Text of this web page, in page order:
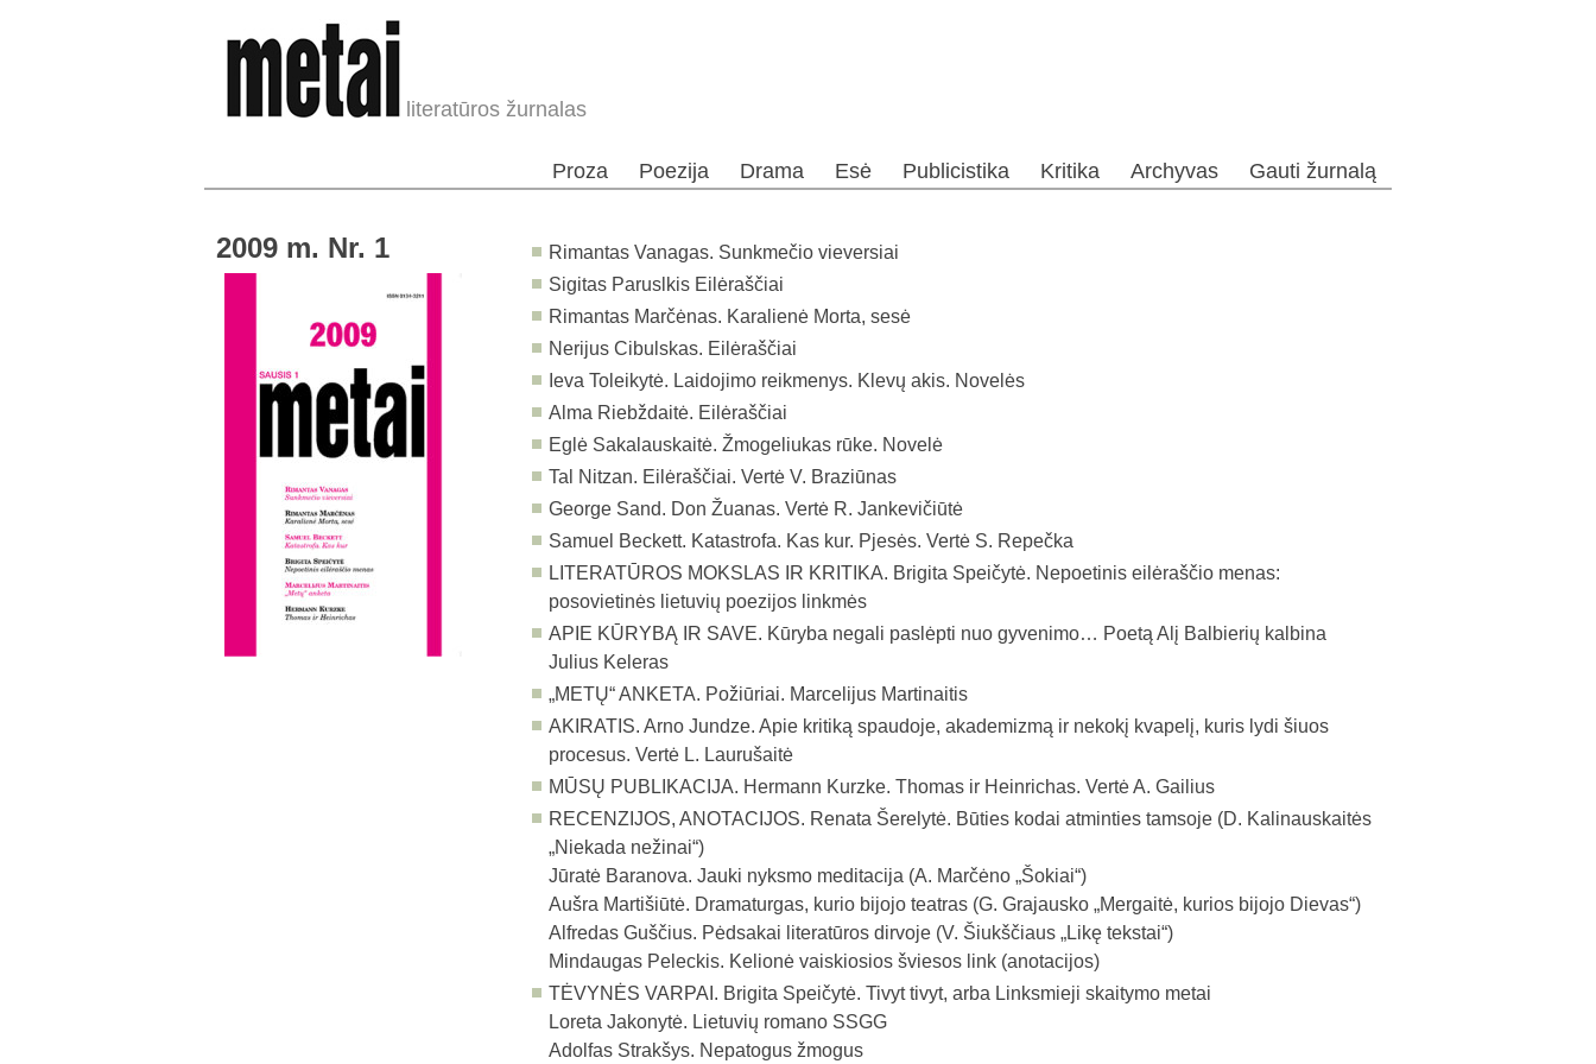
literatūros žurnalas
Proza Poezija Drama Esė Publicistika Kritika Archyvas Gauti žurnalą
2009 m. Nr. 1
Rimantas Vanagas. Sunkmečio vieversiai
Sigitas Paruslkis Eilėraščiai
Rimantas Marčėnas. Karalienė Morta, sesė
Nerijus Cibulskas. Eilėraščiai
Ieva Toleikytė. Laidojimo reikmenys. Klevų akis. Novelės
Alma Riebždaitė. Eilėraščiai
Eglė Sakalauskaitė. Žmogeliukas rūke. Novelė
Tal Nitzan. Eilėraščiai. Vertė V. Braziūnas
George Sand. Don Žuanas. Vertė R. Jankevičiūtė
Samuel Beckett. Katastrofa. Kas kur. Pjesės. Vertė S. Repečka
LITERATŪROS MOKSLAS IR KRITIKA. Brigita Speičytė. Nepoetinis eilėraščio menas:
posovietinės lietuvių poezijos linkmės
APIE KŪRYBĄ IR SAVE. Kūryba negali paslėpti nuo gyvenimo… Poetą Alį Balbierių kalbina
Julius Keleras
„METŲ“ ANKETA. Požiūriai. Marcelijus Martinaitis
AKIRATIS. Arno Jundze. Apie kritiką spaudoje, akademizmą ir nekokį kvapelį, kuris lydi šiuos
procesus. Vertė L. Laurušaitė
MŪSŲ PUBLIKACIJA. Hermann Kurzke. Thomas ir Heinrichas. Vertė A. Gailius
RECENZIJOS, ANOTACIJOS. Renata Šerelytė. Būties kodai atminties tamsoje (D. Kalinauskaitės
„Niekada nežinai“)
Jūratė Baranova. Jauki nyksmo meditacija (A. Marčėno „Šokiai“)
Aušra Martišiūtė. Dramaturgas, kurio bijojo teatras (G. Grajausko „Mergaitė, kurios bijojo Dievas“)
Alfredas Guščius. Pėdsakai literatūros dirvoje (V. Šiukščiaus „Likę tekstai“)
Mindaugas Peleckis. Kelionė vaiskiosios šviesos link (anotacijos)
TĖVYNĖS VARPAI. Brigita Speičytė. Tivyt tivyt, arba Linksmieji skaitymo metai
Loreta Jakonytė. Lietuvių romano SSGG
Adolfas Strakšys. Nepatogus žmogus